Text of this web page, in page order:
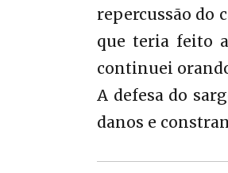
repercussão do
que teria feito
continuei
A defesa do
danos e